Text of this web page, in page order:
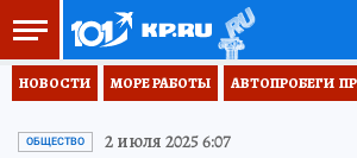
НОВОСТИ МОРЕ РАБОТЫ АВТОПРОБЕГИ
ОБЩЕСТВО 2 июля 2025 6:07